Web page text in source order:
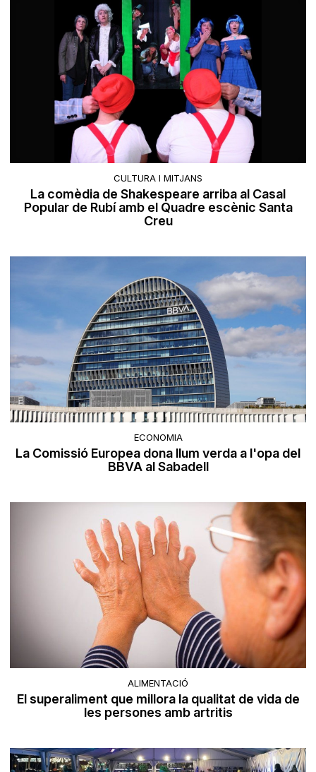
CULTURA I MITJANS
La comèdia de Shakespeare arriba al Casal
Popular de Rubí amb el Quadre escènic Santa
Creu
ECONOMIA
La Comissió Europea dona llum verda a l'opa del
BBVA al Sabadell
ALIMENTACIÓ
El superaliment que millora la qualitat de vida de
les persones amb artritis